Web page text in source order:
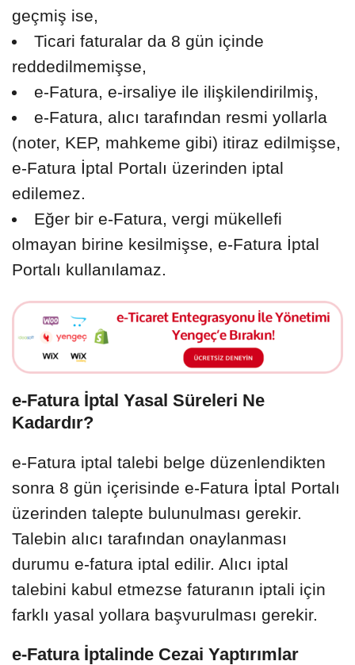
geçmiş ise,
Ticari faturalar da 8 gün içinde
reddedilmemişse,
e-Fatura, e-irsaliye ile ilişkilendirilmiş,
e-Fatura, alıcı tarafından resmi yollarla
(noter, KEP, mahkeme gibi) itiraz edilmişse,
e-Fatura İptal Portalı üzerinden iptal
edilemez.
Eğer bir e-Fatura, vergi mükellefi
olmayan birine kesilmişse, e-Fatura İptal
Portalı kullanılamaz.
e-Fatura İptal Yasal Süreleri Ne
Kadardır?
e-Fatura iptal talebi belge düzenlendikten
sonra 8 gün içerisinde e-Fatura İptal Portalı
üzerinden talepte bulunulması gerekir.
Talebin alıcı tarafından onaylanması
durumu e-fatura iptal edilir. Alıcı iptal
talebini kabul etmezse faturanın iptali için
farklı yasal yollara başvurulması gerekir.
e-Fatura İptalinde Cezai Yaptırımlar